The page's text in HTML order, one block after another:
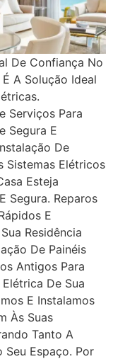
De Confiança No
A Solução Ideal
Serviços Para
Segura E
De
Sistemas Elétricos
Esteja
Segura. Reparos
E
Residência
De Painéis
Antigos Para
De Sua
E Instalamos
Às Suas
Tanto A
Seu Espaço. Por